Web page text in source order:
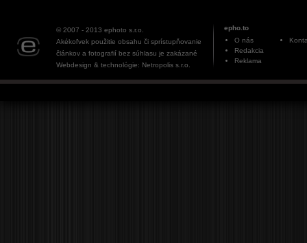
© 2007 - 2013 ephoto s.r.o.
Akékoľvek použitie obsahu či sprístupňovanie
článkov a fotografií bez súhlasu je zakázané
Webdesign & technológie: Netropolis s.r.o.
epho.to
O nás
Redakcia
Reklama